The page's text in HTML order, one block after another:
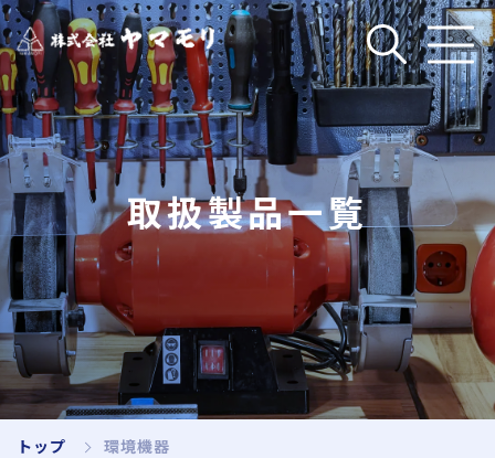
企業情報
事業内容
取扱製品
取扱メーカー
取扱製品一覧
トップ 環境機器